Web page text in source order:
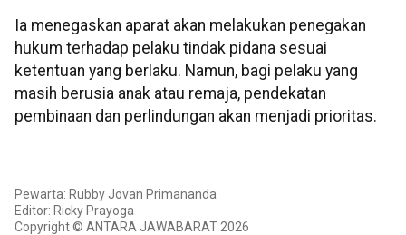
Ia menegaskan aparat akan melakukan penegakan
hukum terhadap pelaku tindak pidana sesuai
ketentuan yang berlaku. Namun, bagi pelaku yang
masih berusia anak atau remaja, pendekatan
pembinaan dan perlindungan akan menjadi prioritas.
Pewarta: Rubby Jovan Primananda
Editor: Ricky Prayoga
Copyright © ANTARA JAWABARAT 2026